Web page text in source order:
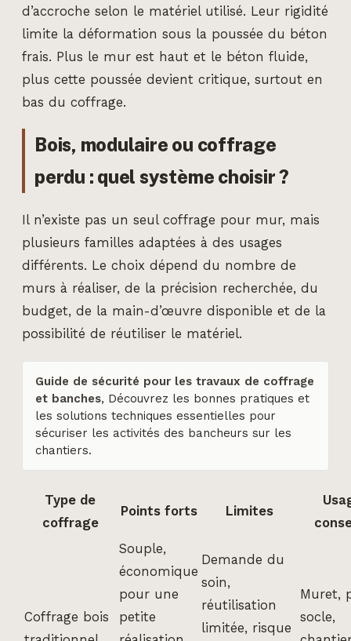
d’accroche selon le matériel utilisé. Leur rigidité
limite la déformation sous la poussée du béton
frais. Plus le mur est haut et le béton fluide,
plus cette poussée devient critique, surtout en
bas du coffrage.
Bois, modulaire ou coffrage
perdu : quel système choisir ?
Il n’existe pas un seul coffrage pour mur, mais
plusieurs familles adaptées à des usages
différents. Le choix dépend du nombre de
murs à réaliser, de la précision recherchée, du
budget, de la main-d’œuvre disponible et de la
possibilité de réutiliser le matériel.
Guide de sécurité pour les travaux de coffrage
et banches, Découvrez les bonnes pratiques et
les solutions techniques essentielles pour
sécuriser les activités des bancheurs sur les
chantiers.
Type de
coffrage
Points forts Limites
Coffrage bois
Souple,
économique
pour une
petite
Demande du
soin,
réutilisation
limitée, risque
Muret,
socle,